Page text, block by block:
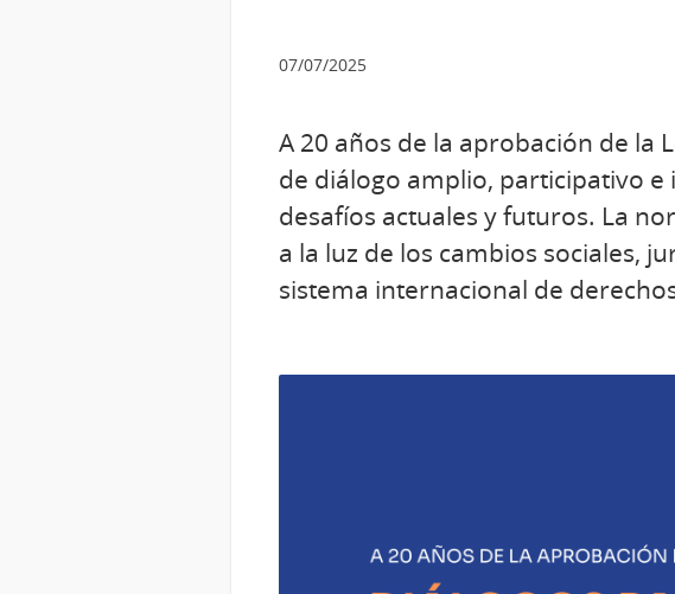
07/07/2025
A 20 años de la aprobación de la
de diálogo amplio, participativo e
desafíos actuales y futuros. La
a la luz de los cambios sociales,
sistema internacional de